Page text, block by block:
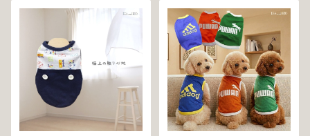
服 オシャレ かわいい 小型犬 返